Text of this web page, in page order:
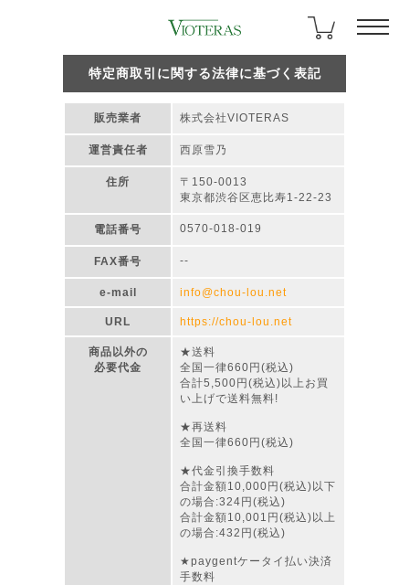
特定商取引に関する法律に基づく表記
販売業者 株式会社VIOTERAS
運営責任者 西原雪乃
住所
〒150-0013
東京都渋谷区恵比寿1-22-23
電話番号 0570-018-019
FAX番号 --
e-mail info@chou-lou.net
URL https://chou-lou.net
商品以外の
必要代金
★送料
全国一律660円(税込)
合計5,500円(税込)以上お買
い上げで送料無料!
★再送料
全国一律660円(税込)
★代金引換手数料
合計金額10,000円(税込)以下
の場合:324円(税込)
合計金額10,001円(税込)以上
の場合:432円(税込)
★paygentケータイ払い決済
手数料